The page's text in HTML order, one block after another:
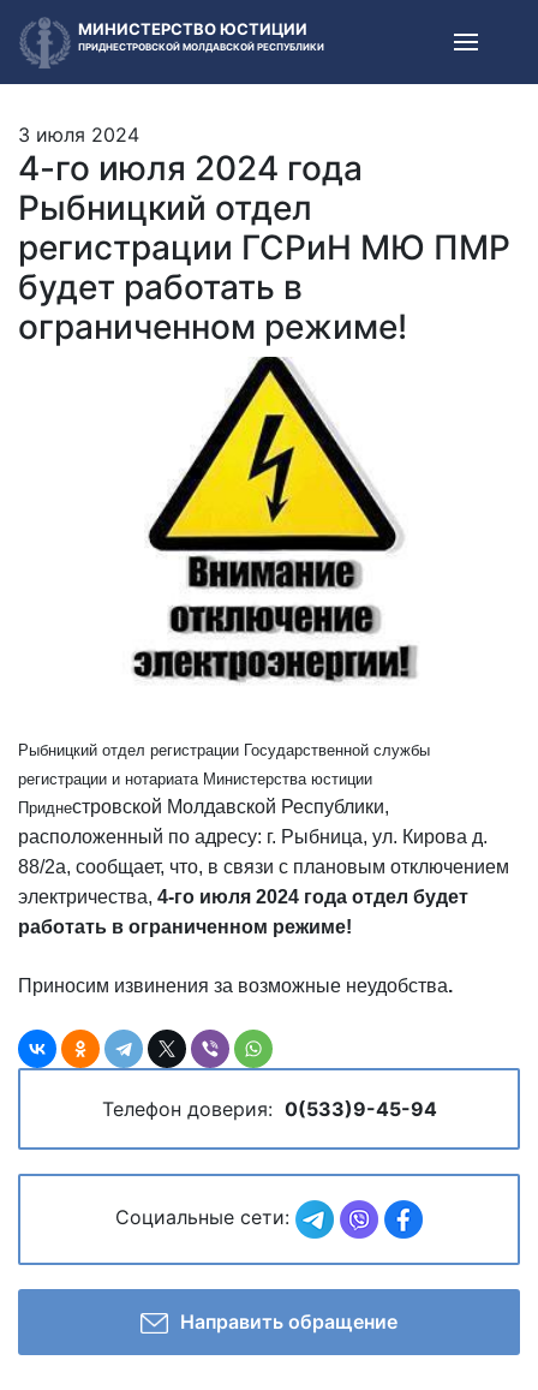
МИНИСТЕРСТВО ЮСТИЦИИ
ПРИДНЕСТРОВСКОЙ МОЛДАВСКОЙ РЕСПУБЛИКИ
3 июля 2024
4-го июля 2024 года
Рыбницкий отдел
регистрации ГСРиН МЮ ПМР
будет работать в
ограниченном режиме!
Рыбницкий отдел регистрации Государственной службы
регистрации и нотариата Министерства юстиции
Приднестровской Молдавской Республики,
расположенный по адресу: г. Рыбница, ул. Кирова д.
88/2а, сообщает, что, в связи с плановым отключением
электричества, 4-го июля 2024 года отдел будет
работать в ограниченном режиме!
Приносим извинения за возможные неудобства.
Телефон доверия: 0(533)9-45-94
Социальные сети:
Направить обращение